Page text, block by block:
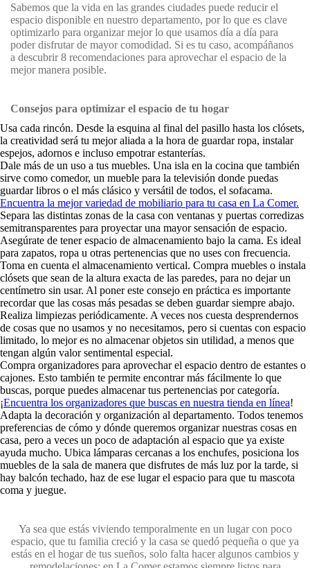
Sabemos que la vida en las grandes ciudades puede reducir el
espacio disponible en nuestro departamento, por lo que es clave
optimizarlo para organizar mejor lo que usamos día a día para
poder disfrutar de mayor comodidad. Si es tu caso, acompáñanos
a descubrir 8 recomendaciones para aprovechar el espacio de la
mejor manera posible.
Consejos para optimizar el espacio de tu hogar
Usa cada rincón. Desde la esquina al final del pasillo hasta los clósets,
la creatividad será tu mejor aliada a la hora de guardar ropa, instalar
espejos, adornos e incluso empotrar estanterías.
Dale más de un uso a tus muebles. Una isla en la cocina que también
sirve como comedor, un mueble para la televisión donde puedas
guardar libros o el más clásico y versátil de todos, el sofacama.
Encuentra la mejor variedad de mobiliario para tu casa en La Comer.
Separa las distintas zonas de la casa con ventanas y puertas corredizas
semitransparentes para proyectar una mayor sensación de espacio.
Asegúrate de tener espacio de almacenamiento bajo la cama. Es ideal
para zapatos, ropa u otras pertenencias que no uses con frecuencia.
Toma en cuenta el almacenamiento vertical. Compra muebles o instala
clósets que sean de la altura exacta de las paredes, para no dejar un
centímetro sin usar. Al poner este consejo en práctica es importante
recordar que las cosas más pesadas se deben guardar siempre abajo.
Realiza limpiezas periódicamente. A veces nos cuesta desprendernos
de cosas que no usamos y no necesitamos, pero si cuentas con espacio
limitado, lo mejor es no almacenar objetos sin utilidad, a menos que
tengan algún valor sentimental especial.
Compra organizadores para aprovechar el espacio dentro de estantes o
cajones. Esto también te permite encontrar más fácilmente lo que
buscas, porque puedes almacenar tus pertenencias por categoría.
¡Encuentra los organizadores que buscas en nuestra tienda en línea!
Adapta la decoración y organización al departamento. Todos tenemos
preferencias de cómo y dónde queremos organizar nuestras cosas en
casa, pero a veces un poco de adaptación al espacio que ya existe
ayuda mucho. Ubica lámparas cercanas a los enchufes, posiciona los
muebles de la sala de manera que disfrutes de más luz por la tarde, si
hay balcón techado, haz de ese lugar el espacio para que tu mascota
coma y juegue.
Ya sea que estás viviendo temporalmente en un lugar con poco
espacio, que tu familia creció y la casa se quedó pequeña o que ya
estás en el hogar de tus sueños, solo falta hacer algunos cambios y